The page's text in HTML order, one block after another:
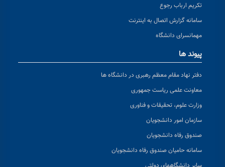
تکریم ارباب رجوع
سامانه گزارش اتصال به اینترنت
مهمانسرای دانشگاه
پیوند ها
دفتر نهاد مقام معظم رهبری در دانشگاه ها
معاونت علمی ریاست جمهوری
وزارت علوم، تحقیقات و فناوری
سازمان امور دانشجویان
صندوق رفاه دانشجویان
سامانه حامیان صندوق رفاه دانشجویان